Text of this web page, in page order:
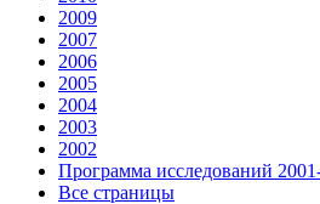
2009
2007
2006
2005
2004
2003
2002
Программа исследований
Все страницы